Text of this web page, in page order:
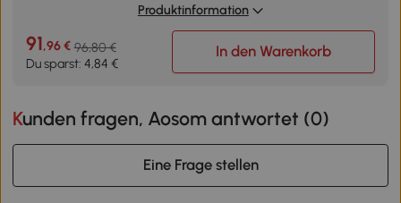
Produktinformation
91,96 € 96,80 €
Du sparst: 4,84 €
In den Warenkorb
Kunden fragen, Aosom antwortet (0)
Eine Frage stellen